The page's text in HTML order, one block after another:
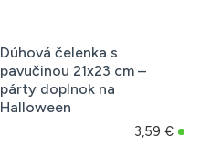
Dúhová čelenka s
pavučinou 21x23 cm –
párty doplnok na
Halloween
3,59 €